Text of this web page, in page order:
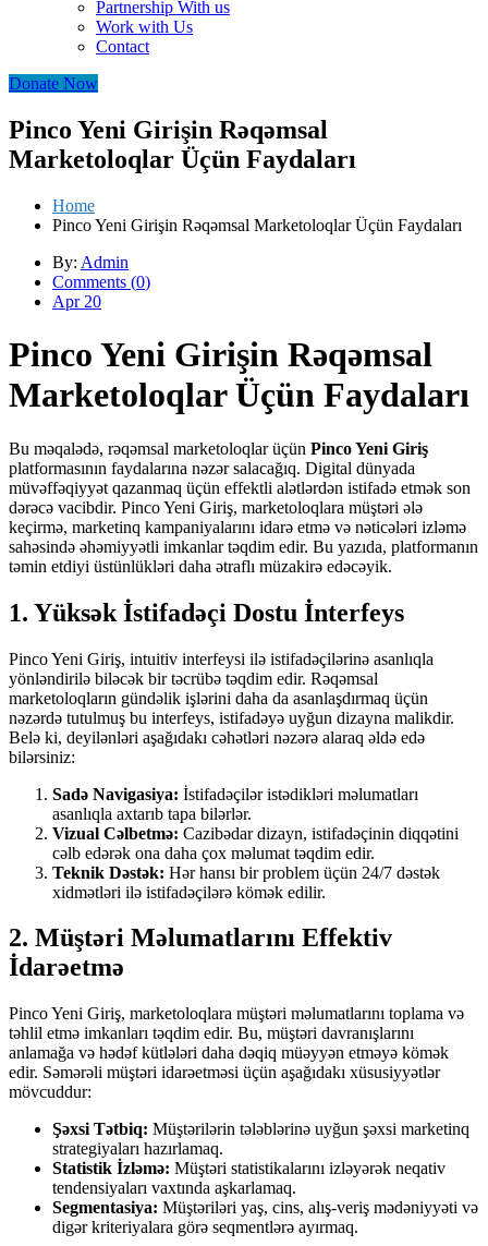
Partnership With us
Work with Us
Contact
Donate Now
Pinco Yeni Girişin Rəqəmsal
Marketoloqlar Üçün Faydaları
Home
Pinco Yeni Girişin Rəqəmsal Marketoloqlar Üçün Faydaları
By: Admin
Comments (0)
Apr 20
Pinco Yeni Girişin Rəqəmsal
Marketoloqlar Üçün Faydaları
Bu məqalədə, rəqəmsal marketoloqlar üçün Pinco Yeni Giriş
platformasının faydalarına nəzər salacağıq. Digital dünyada
müvəffəqiyyət qazanmaq üçün effektli alətlərdən istifadə etmək son
dərəcə vacibdir. Pinco Yeni Giriş, marketoloqlara müştəri ələ
keçirmə, marketinq kampaniyalarını idarə etmə və nəticələri izləmə
sahəsində əhəmiyyətli imkanlar təqdim edir. Bu yazıda, platformanın
təmin etdiyi üstünlükləri daha ətraflı müzakirə edəcəyik.
1. Yüksək İstifadəçi Dostu İnterfeys
Pinco Yeni Giriş, intuitiv interfeysi ilə istifadəçilərinə asanlıqla
yönləndirilə biləcək bir təcrübə təqdim edir. Rəqəmsal
marketoloqların gündəlik işlərini daha da asanlaşdırmaq üçün
nəzərdə tutulmuş bu interfeys, istifadəyə uyğun dizayna malikdir.
Belə ki, deyilənləri aşağıdakı cəhətləri nəzərə alaraq əldə edə
bilərsiniz:
Sadə Navigasiya: İstifadəçilər istədikləri məlumatları
asanlıqla axtarıb tapa bilərlər.
Vizual Cəlbetmə: Cazibədar dizayn, istifadəçinin diqqətini
cəlb edərək ona daha çox məlumat təqdim edir.
Teknik Dəstək: Hər hansı bir problem üçün 24/7 dəstək
xidmətləri ilə istifadəçilərə kömək edilir.
2. Müştəri Məlumatlarını Effektiv
İdarəetmə
Pinco Yeni Giriş, marketoloqlara müştəri məlumatlarını toplama və
təhlil etmə imkanları təqdim edir. Bu, müştəri davranışlarını
anlamağa və hədəf kütlələri daha dəqiq müəyyən etməyə kömək
edir. Səmərəli müştəri idarəetməsi üçün aşağıdakı xüsusiyyətlər
mövcuddur:
Şəxsi Tətbiq: Müştərilərin tələblərinə uyğun şəxsi marketinq
strategiyaları hazırlamaq.
Statistik İzləmə: Müştəri statistikalarını izləyərək neqativ
tendensiyaları vaxtında aşkarlamaq.
Segmentasiya: Müştəriləri yaş, cins, alış-veriş mədəniyyəti və
digər kriteriyalara görə seqmentlərə ayırmaq.